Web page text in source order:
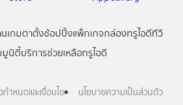
เกมตาตั้งช้อปปิ้งแพ็กเกจกล่องทรูไอดีทีวี
มูนิตี้บริการช่วยเหลือทรูไอดี
กำหนดและเงื่อนไข
นโยบายความเป็นส่วนตัว